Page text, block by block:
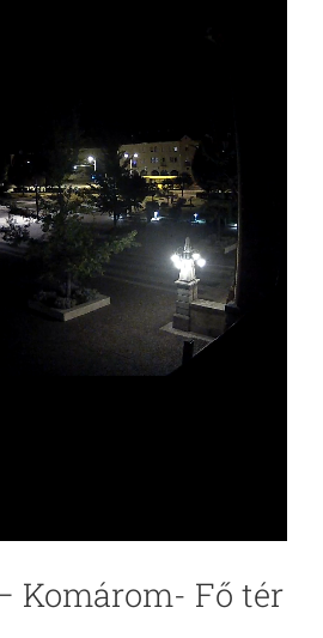
Komárom- Fő tér